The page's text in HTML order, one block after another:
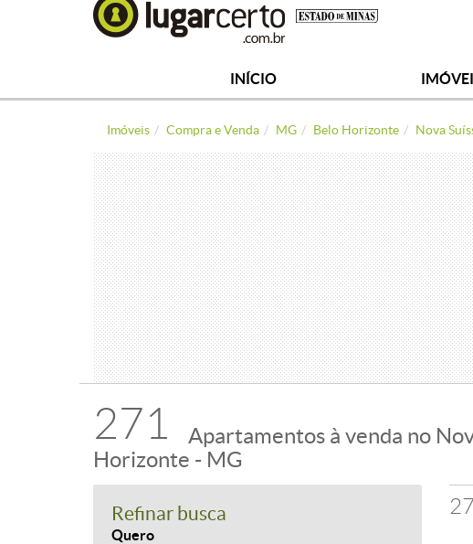
INÍCIO
Imóveis Compra e Venda MG Belo Horizonte Nova
271
Apartamentos à venda no
Horizonte - MG
Refinar busca
Quero